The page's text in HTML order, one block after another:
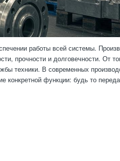
работы всей системы.
прочности и долговечности. От
техники. В современных
конкретной функции: будь то